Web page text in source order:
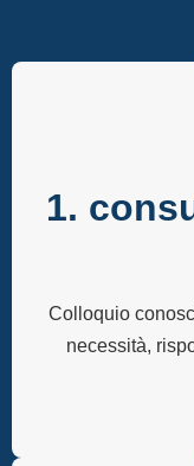
1.
Colloquio
necessità,